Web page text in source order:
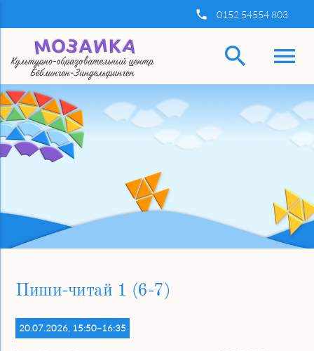
insert_phone 0152 54554 803
menu
search
Ключевые слова Найти
Пиши-читай 1 (6-7)
20.07.2026, 15:50–16:35